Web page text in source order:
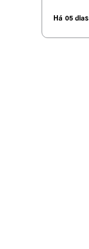
Há 05 dias